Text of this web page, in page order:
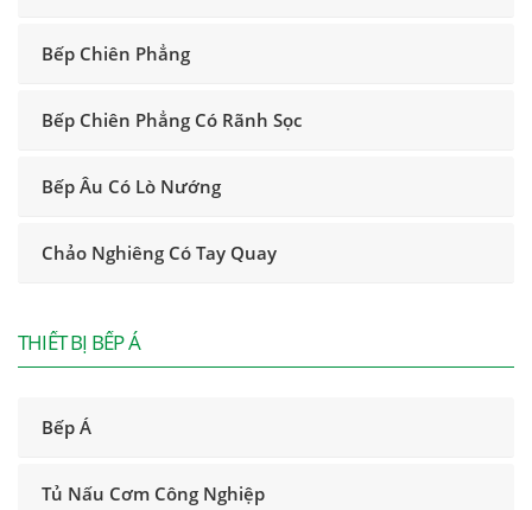
Bếp Chiên Phẳng
Bếp Chiên Phẳng Có Rãnh Sọc
Bếp Âu Có Lò Nướng
Chảo Nghiêng Có Tay Quay
THIẾT BỊ BẾP Á
Bếp Á
Tủ Nấu Cơm Công Nghiệp